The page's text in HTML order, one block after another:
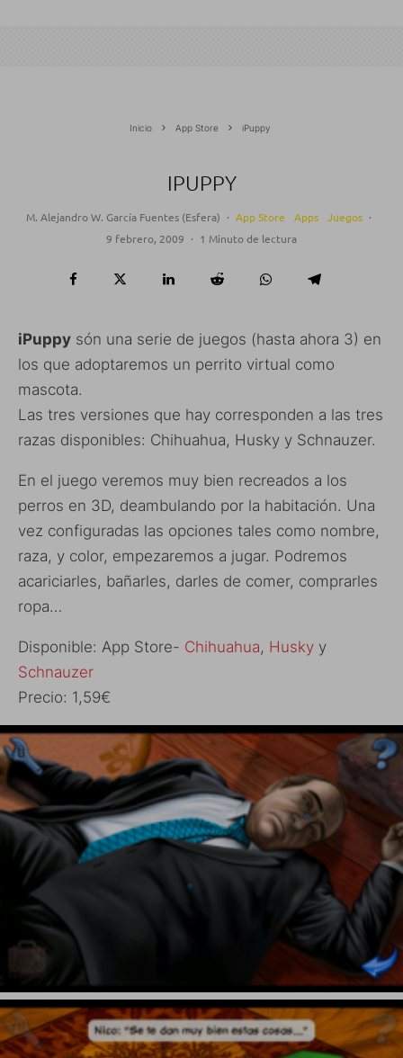
Inicio App Store iPuppy
IPUPPY
M. Alejandro W. García Fuentes (Esfera) · App Store Apps Juegos ·
9 febrero, 2009 · 1 Minuto de lectura
iPuppy són una serie de juegos (hasta ahora 3) en
los que adoptaremos un perrito virtual como
mascota.
Las tres versiones que hay corresponden a las tres
razas disponibles: Chihuahua, Husky y Schnauzer.
En el juego veremos muy bien recreados a los
perros en 3D, deambulando por la habitación. Una
vez configuradas las opciones tales como nombre,
raza, y color, empezaremos a jugar. Podremos
acariciarles, bañarles, darles de comer, comprarles
ropa…
Disponible: App Store- Chihuahua, Husky y
Schnauzer
Precio: 1,59€